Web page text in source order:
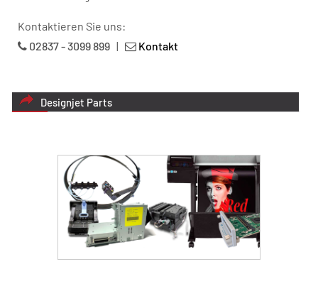
Kontaktieren Sie uns:
02837 - 3099 899 | Kontakt
Designjet Parts